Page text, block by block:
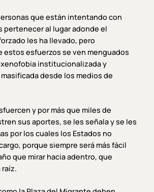
que están intentando con
pertenecer al lugar adonde el
les ha llevado, pero
estos esfuerzos se ven menguados
xenofobia institucionalizada y
desde los medios de
y por más que miles de
sus aportes, se les señala y se les
por los cuales los Estados no
porque siempre será más fácil
que mirar hacia adentro, que